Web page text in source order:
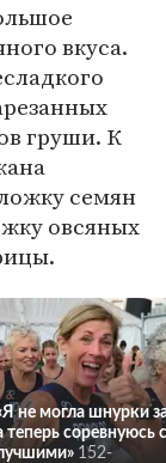
вкуса.
груши. К
семян
овсяных
не могла шнурки
теперь соревнуюсь с
152-